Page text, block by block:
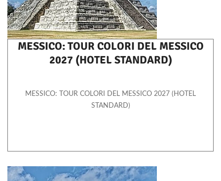
MESSICO: TOUR COLORI DEL MESSICO
2027 (HOTEL STANDARD)
MESSICO: TOUR COLORI DEL MESSICO 2027 (HOTEL
STANDARD)